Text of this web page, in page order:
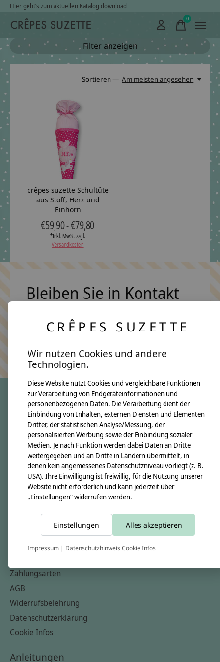
Hier geht’s zum aktuellen Katalog download
0items
Filter anzeigen
Sortieren — Am meisten angesehen
crêpes suzette Schultüte
aus Stoff, Herz und
Einhorn
€59,90 - €79,80
*Inkl. MwSt. zzgl.
Versandkosten
Bleiben Sie in Kontakt
Keine Sorge, wir übertreiben es nicht
crêpes suzette
Über uns
Unsere Creppies
Nähkästchen
Unsere Stoffe
Impressum
Informationen
Kontakt
Zahlungsarten
AGB
Widerrufsbelehrung
Datenschutzerklärung
Cookie Infos
Anleitungen
CRÊPES SUZETTE
Wir nutzen Cookies und andere
Technologien.
Diese Website nutzt Cookies und vergleichbare Funktionen
zur Verarbeitung von Endgeräteinformationen und
personenbezogenen Daten. Die Verarbeitung dient der
Einbindung von Inhalten, externen Diensten und Elementen
Dritter, der statistischen Analyse/Messung, der
personalisierten Werbung sowie der Einbindung sozialer
Medien. Je nach Funktion werden dabei Daten an Dritte
weitergegeben und an Dritte in Ländern übermittelt, in
denen kein angemessenes Datenschutzniveau vorliegt (z. B.
USA). Ihre Einwilligung ist freiwillig, für die Nutzung unserer
Website nicht erforderlich und kann jederzeit über
„Einstellungen“ widerrufen werden.
Einstellungen Alles akzeptieren
Impressum | DatenschutzhinweisCookie Infos